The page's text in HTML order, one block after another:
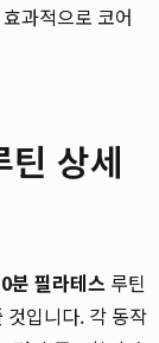
과적으로 코어
상세
분 필라테스 루틴
것입니다. 각 동작